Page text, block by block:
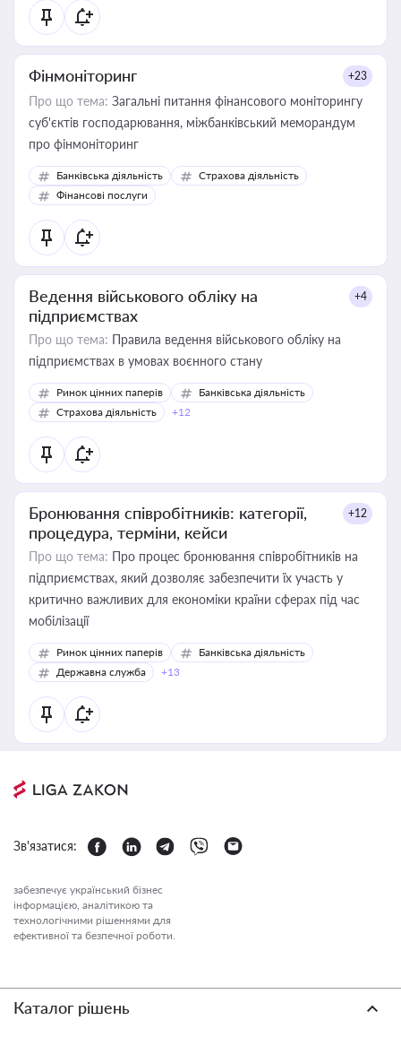
Фінмоніторинг +23
Про що тема: Загальні питання фінансового моніторингу
суб'єктів господарювання, міжбанківський меморандум
про фінмоніторинг
Банківська діяльність
Страхова діяльність
Фінансові послуги
Ведення військового обліку на
підприємствах
+4
Про що тема: Правила ведення військового обліку на
підприємствах в умовах воєнного стану
Ринок цінних паперів
Банківська діяльність
Страхова діяльність
+12
Бронювання співробітників: категорії,
процедура, терміни, кейси
+12
Про що тема: Про процес бронювання співробітників на
підприємствах, який дозволяє забезпечити їх участь у
критично важливих для економіки країни сферах під час
мобілізації
Ринок цінних паперів
Банківська діяльність
Державна служба
+13
Зв'язатися:
забезпечує український бізнес
інформацією, аналітикою та
технологічними рішеннями для
ефективної та безпечної роботи.
Каталог рішень